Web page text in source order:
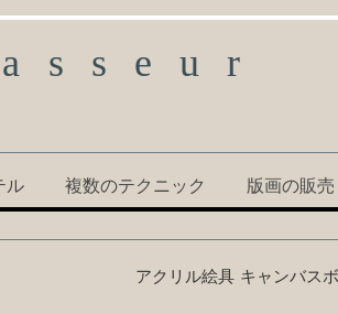
ル 複数のテクニック 版画の販売
アクリル絵具 キャンバス